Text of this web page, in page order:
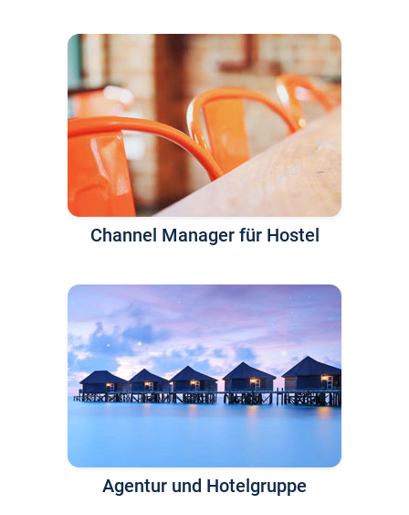
Channel Manager für Hostel
Agentur und Hotelgruppe